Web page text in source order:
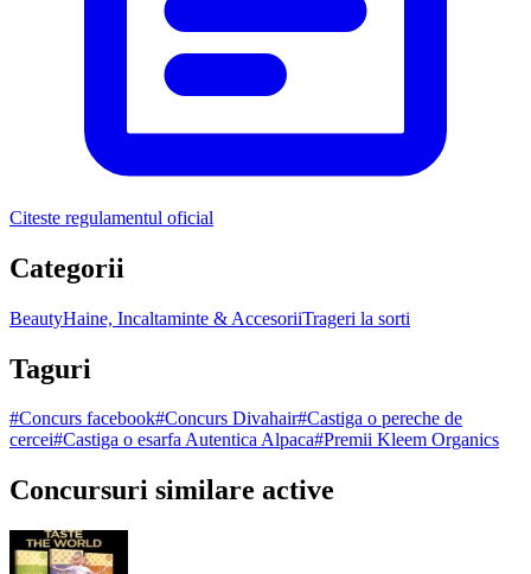
Citeste regulamentul oficial
Categorii
BeautyHaine, Incaltaminte & AccesoriiTrageri la sorti
Taguri
#Concurs facebook#Concurs Divahair#Castiga o pereche de
cercei#Castiga o esarfa Autentica Alpaca#Premii Kleem Organics
Concursuri similare active